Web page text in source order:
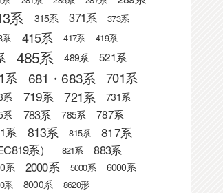
系 315系 371系 373系
系 415系 417系 419系
485系 489系 521系
系 681・683系 701系
系 719系 721系 731系
系 783系 785系 787系
系 813系 815系 817系
系） 821系 883系
系 2000系 5000系 6000系
系 8000系
8620形